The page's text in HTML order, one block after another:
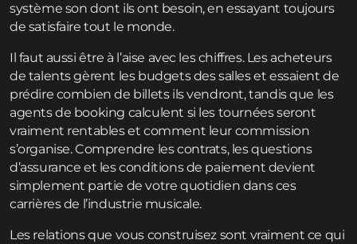
système son dont ils ont besoin, en essayant toujours
de satisfaire tout le monde.
Il faut aussi être à l’aise avec les chiffres. Les acheteurs
de talents gèrent les budgets des salles et essaient de
prédire combien de billets ils vendront, tandis que les
agents de booking calculent si les tournées seront
vraiment rentables et comment leur commission
s’organise. Comprendre les contrats, les questions
d’assurance et les conditions de paiement devient
simplement partie de votre quotidien dans ces
carrières de l’industrie musicale.
Les relations que vous construisez sont vraiment ce qui